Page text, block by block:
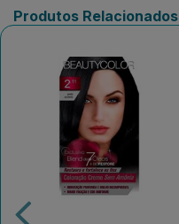
Produtos Relacionados